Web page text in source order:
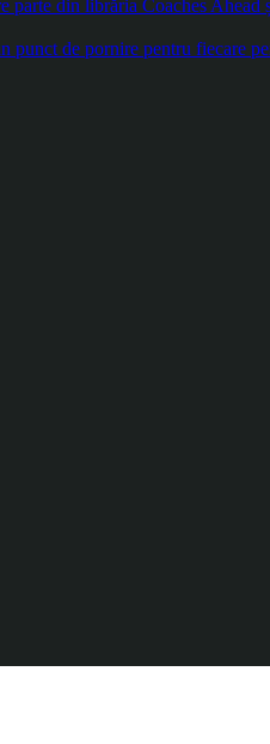
parte din librăria Coaches
punct de pornire pentru fiecare